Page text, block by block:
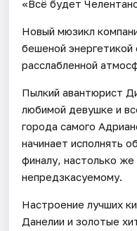
«Всё будет
Новый мюзикл
бешеной
расслабленной
Пылкий авантюрист
любимой девушке и
города самого
начинает исполнять
финалу, настолько же
непредзкасуемому.
Настроение лучших
Данелии и золотые